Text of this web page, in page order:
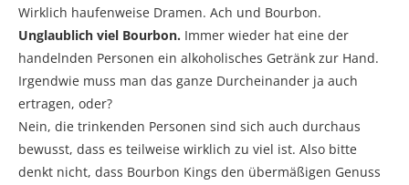
Wirklich haufenweise Dramen. Ach und Bourbon.
Unglaublich viel Bourbon. Immer wieder hat eine der
handelnden Personen ein alkoholisches Getränk zur Hand.
Irgendwie muss man das ganze Durcheinander ja auch
ertragen, oder?
Nein, die trinkenden Personen sind sich auch durchaus
bewusst, dass es teilweise wirklich zu viel ist. Also bitte
denkt nicht, dass Bourbon Kings den übermäßigen Genuss